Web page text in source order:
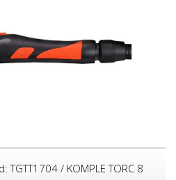
TGTT1704 / KOMPLE TORC 8